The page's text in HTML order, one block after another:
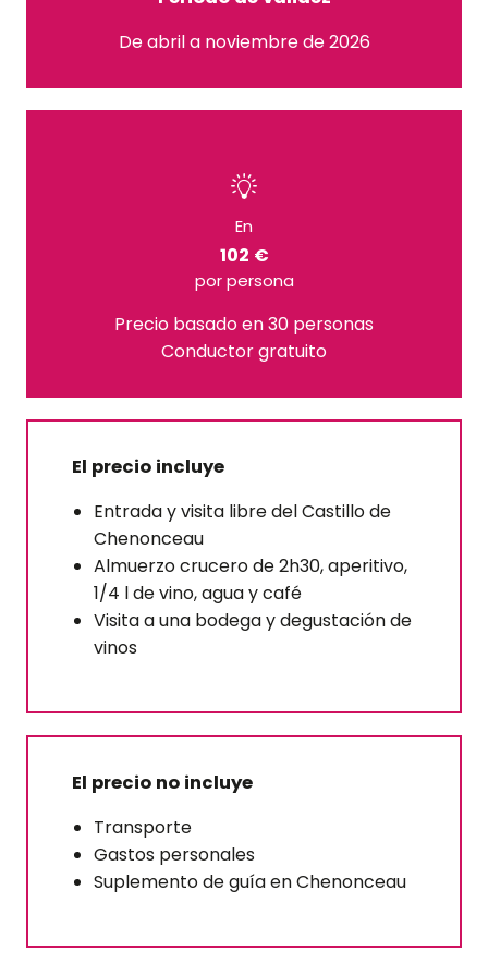
De abril a noviembre de 2026
En
102 €
por persona
Precio basado en 30 personas
Conductor gratuito
El precio incluye
Entrada y visita libre del Castillo de
Chenonceau
Almuerzo crucero de 2h30, aperitivo,
1/4 l de vino, agua y café
Visita a una bodega y degustación de
vinos
El precio no incluye
Transporte
Gastos personales
Suplemento de guía en Chenonceau